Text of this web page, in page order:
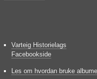
Varteig Historielags
Facebookside
Les om hvordan bruke